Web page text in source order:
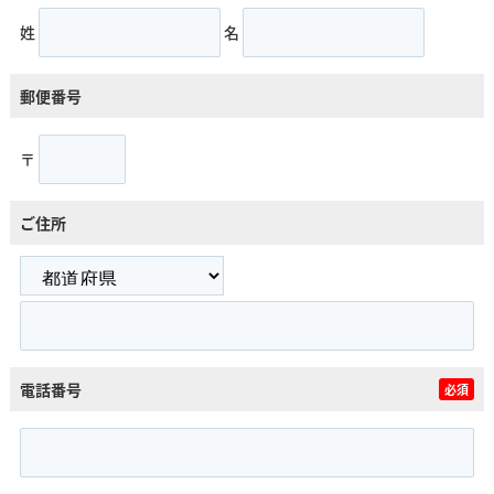
姓 名
郵便番号
〒
ご住所
電話番号 必須